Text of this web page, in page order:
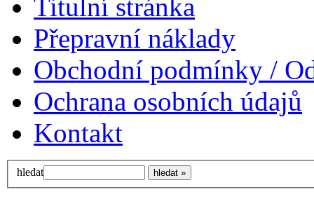
Titulní stránka
Přepravní náklady
Obchodní podmínky /
Ochrana osobních údajů
Kontakt
hledat